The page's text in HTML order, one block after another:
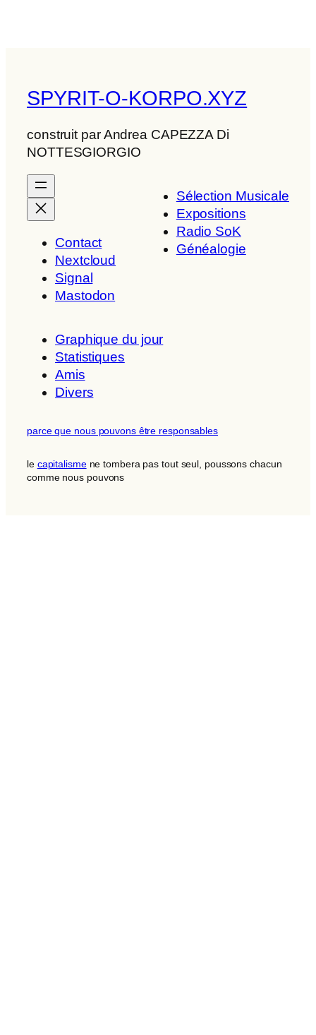
SPYRIT-O-KORPO.XYZ
construit par Andrea CAPEZZA Di
NOTTESGIORGIO
Contact
Nextcloud
Signal
Mastodon
Sélection Musicale
Expositions
Radio SoK
Généalogie
Graphique du jour
Statistiques
Amis
Divers
parce que nous pouvons être responsables
le capitalismene tombera pas tout seul, poussons chacun
comme nous pouvons